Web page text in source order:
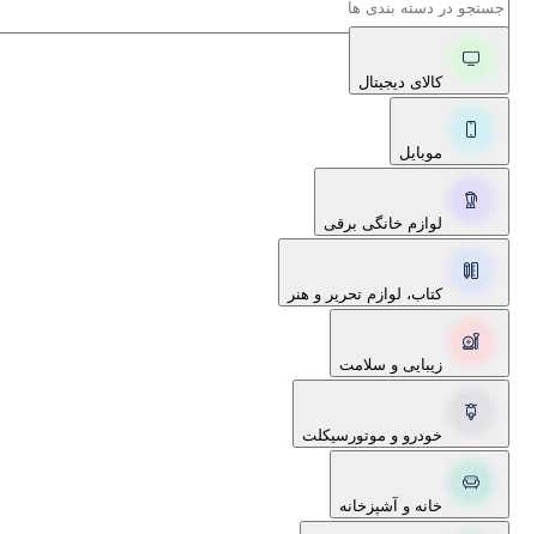
کالای دیجیتال
موبایل
لوازم خانگی برقی
کتاب، لوازم تحریر و هنر
زیبایی و سلامت
خودرو و موتورسیکلت
خانه و آشپزخانه